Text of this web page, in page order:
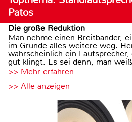
Patos
Die große Reduktion
Man nehme einen Breitbänder,
im Grunde alles weitere weg.
wahrscheinlich ein
gut klingt. Es sei denn, man
>> Mehr erfahren
>> Alle anzeigen